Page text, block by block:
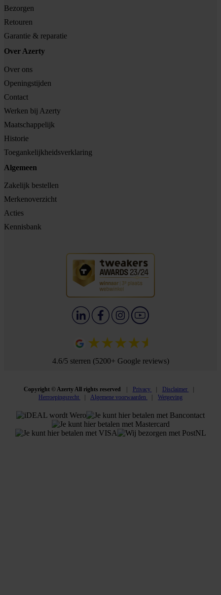
Bezorgen
Retouren
Garantie & reparatie
Over Azerty
Over ons
Openingstijden
Contact
Werken bij Azerty
Maatschappelijk
Historie
Toegankelijkheidsverklaring
Algemeen
Zakelijk bestellen
Merkenoverzicht
Acties
Kennisbank
4.6/5 sterren (5200+ Google reviews)
Copyright © Azerty All rights reserved Privacy
Disclaimer
Herroepingsrecht
Algemene voorwaarden Wetgeving